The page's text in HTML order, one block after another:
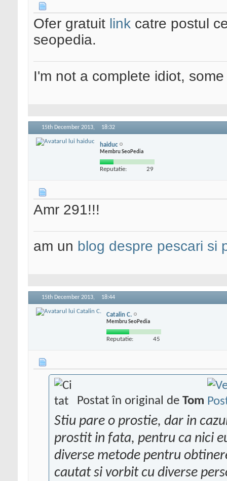
Ofer gratuit link catre postul
seopedia.
I'm not a complete idiot,
15th December 2013, 18:32
haiduc
Membru SeoPedia
Reputatie: 29
Amr 291!!!
am un blog despre pescari si
15th December 2013, 18:44
Catalin C.
Membru SeoPedia
Reputatie: 45
Postat în original de Tom
Stiu pare o prostie, dar in
prostit in fata, pentru ca nici
diverse metode pentru
cautat si vorbit cu diverse